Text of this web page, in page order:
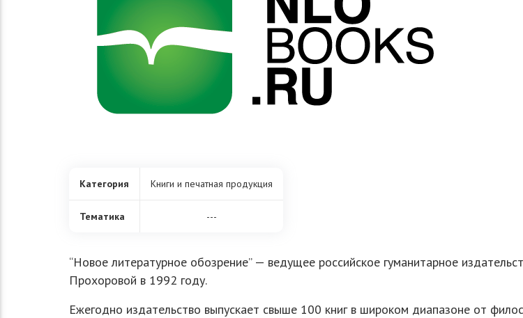
Категория Книги и печатная продукция
Тематика ---
“Новое литературное обозрение” — ведущее российское гуманитарное
Прохоровой в 1992 году.
Ежегодно издательство выпускает свыше 100 книг в широком диапазоне от